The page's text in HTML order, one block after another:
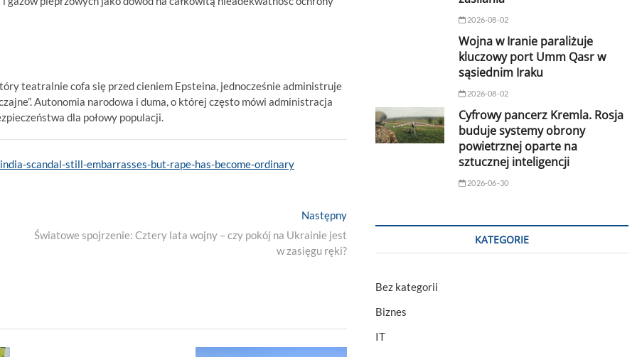
teatralnie cofa się przed cieniem Epsteina, jednocześnie administruje
Autonomia narodowa i duma, o której często mówi administracja
dla połowy populacji.
scandal-still-embarrasses-but-rape-has-become-ordinary
NastępnyNext
Światowe spojrzenie: Cztery lata wojny – czy pokój na Ukrainie jest
w zasięgu ręki?
2026-08-02
Wojna w Iranie paraliżuje
kluczowy port Umm Qasr w
sąsiednim Iraku
2026-08-02
Cyfrowy pancerz Kremla. Rosja
buduje systemy obrony
powietrznej oparte na
sztucznej inteligencji
2026-06-30
KATEGORIE
Bez kategorii
Biznes
IT